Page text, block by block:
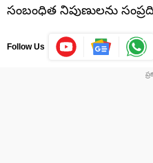
సంబంధిత నిపుణులను
Follow Us